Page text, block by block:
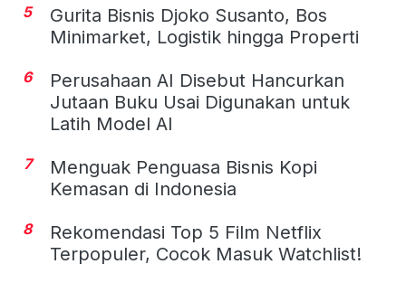
5
Gurita Bisnis Djoko Susanto, Bos
Minimarket, Logistik hingga Properti
6
Perusahaan AI Disebut Hancurkan
Jutaan Buku Usai Digunakan untuk
Latih Model AI
7
Menguak Penguasa Bisnis Kopi
Kemasan di Indonesia
8
Rekomendasi Top 5 Film Netflix
Terpopuler, Cocok Masuk Watchlist!